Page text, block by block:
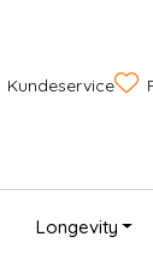
Kundeservice
Longevity